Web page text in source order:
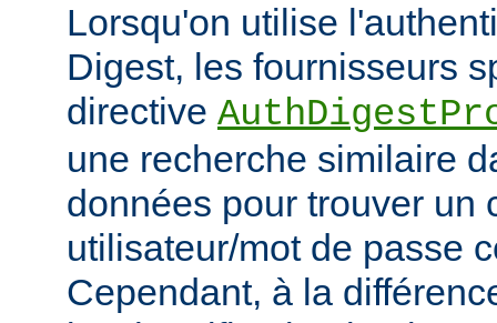
Lorsqu'on utilise
Digest, les fournisseurs
directive
une recherche similaire
données pour trouver un
utilisateur/mot de passe
Cependant, à la